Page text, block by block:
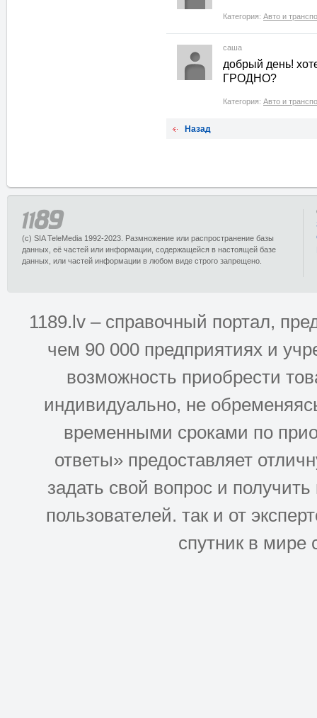
Категория: Авто и
саша
добрый день!
ГРОДНО?
Категория: Авто и
Назад
(c) SIA TeleMedia 1992-2023. Размножение или распространение базы
данных, её частей или информации, содержащейся в настоящей базе
данных, или частей информации в любом виде строго запрещено.
1189.lv – справочный портал,
чем 90 000 предприятиях и
возможность приобрести
индивидуально, не
временными сроками по
ответы» предоставляет
задать свой вопрос и
пользователей. так и от
спутник в